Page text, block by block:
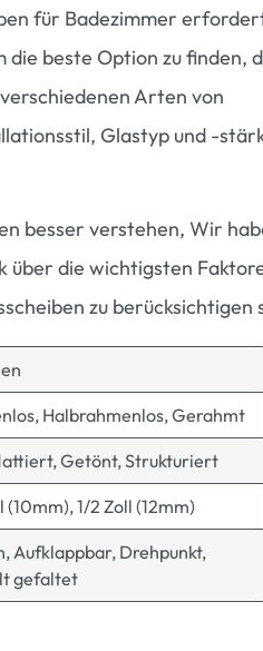
für Badezimmer
beste Option zu finden,
Arten von
Glastyp und -
besser verstehen, Wir
über die wichtigsten
zu berücksichtigen
Halbrahmenlos, Gerahmt
Getönt, Strukturiert
(10mm), 1/2 Zoll (12mm)
Aufklappbar, Drehpunkt,
gefaltet